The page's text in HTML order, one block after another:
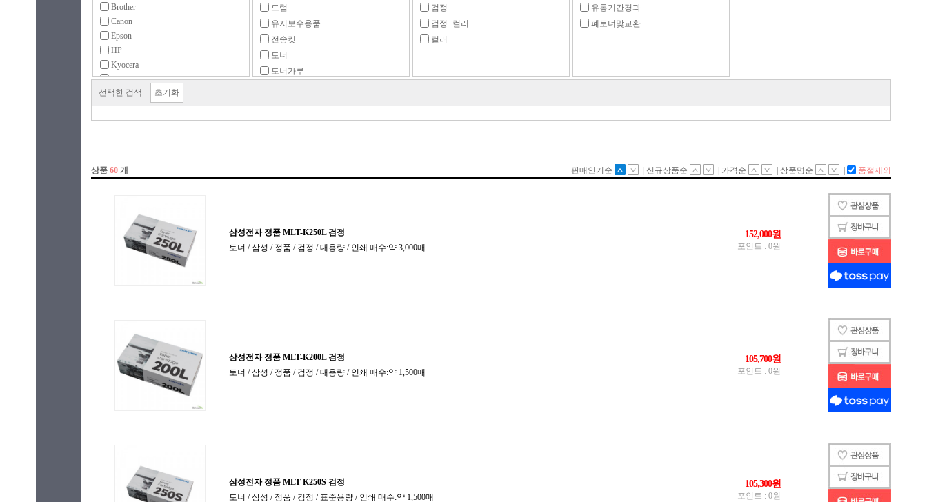
Brother
Canon
Epson
HP
Kyocera
LEXMARK
LG전자
코니카미놀타
드럼
유지보수용품
전송킷
토너
토너가루
퓨저킷
검정
검정+컬러
컬러
유통기간경과
폐토너맞교환
선택한 검색 초기화